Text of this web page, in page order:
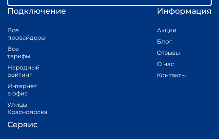
Подключение
Все
провайдеры
Все
тарифы
Народный
рейтинг
Интернет
в офис
Улицы
Красноярска
Информация
Акции
Блог
Отзывы
О нас
Контакты
Сервис